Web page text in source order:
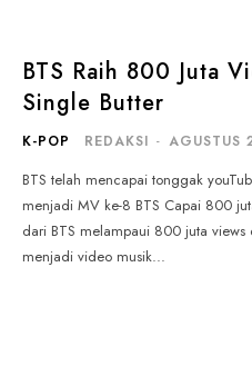
BTS Raih 800 Juta
Single Butter
K-POP REDAKSI - AGUSTUS
BTS telah mencapai tonggak
menjadi MV ke-8 BTS Capai 800
dari BTS melampaui 800 juta views
menjadi video musik...